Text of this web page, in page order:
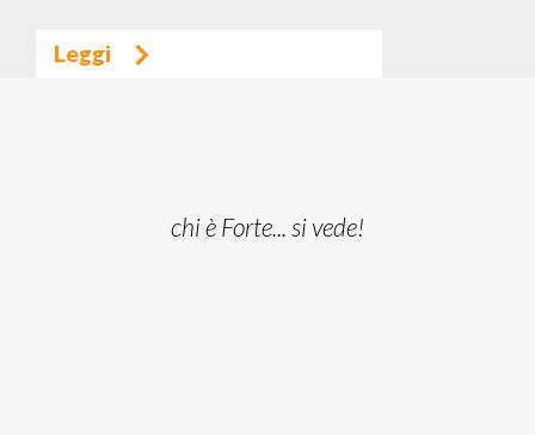
Leggi
chi è Forte... si vede!